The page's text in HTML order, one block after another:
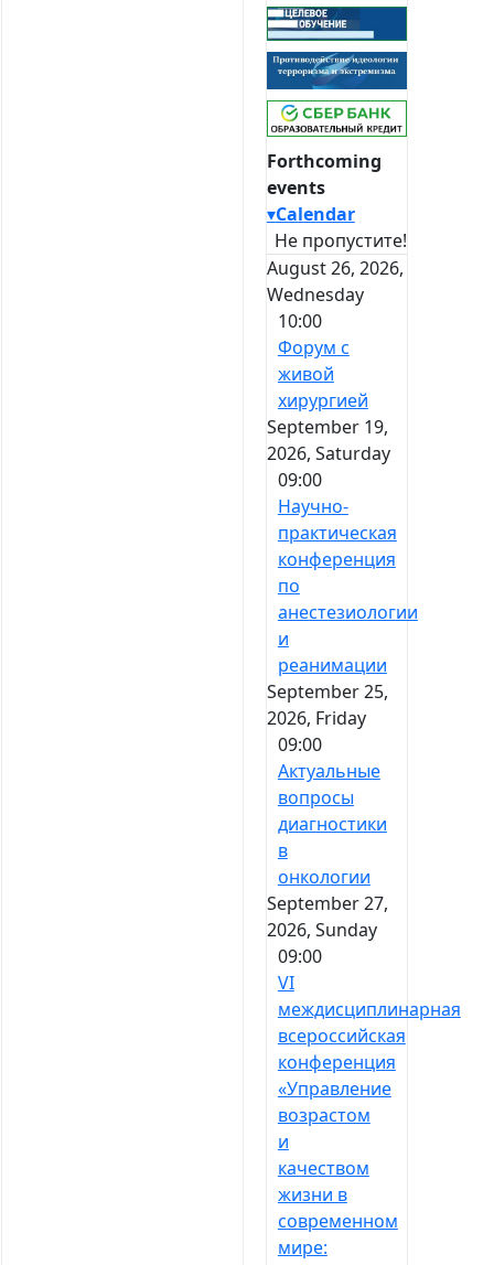
Forthcoming
events
▾Calendar
Не пропустите!
August 26, 2026,
Wednesday
10:00
Форум с
живой
хирургией
September 19,
2026, Saturday
09:00
Научно-
практическая
конференция
по
анестезиологии
и
реанимации
September 25,
2026, Friday
09:00
Актуальные
вопросы
диагностики
в
онкологии
September 27,
2026, Sunday
09:00
VI
междисциплинарная
всероссийская
конференция
«Управление
возрастом
и
качеством
жизни в
современном
мире: